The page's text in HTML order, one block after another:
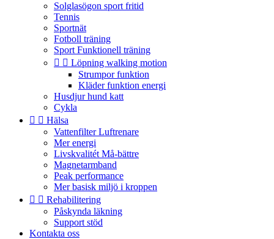
Solglasögon sport fritid
Tennis
Sportnät
Fotboll träning
Sport Funktionell träning
  Löpning walking motion
Strumpor funktion
Kläder funktion energi
Husdjur hund katt
Cykla
  Hälsa
Vattenfilter Luftrenare
Mer energi
Livskvalitét Må-bättre
Magnetarmband
Peak performance
Mer basisk miljö i kroppen
  Rehabilitering
Påskynda läkning
Support stöd
Kontakta oss